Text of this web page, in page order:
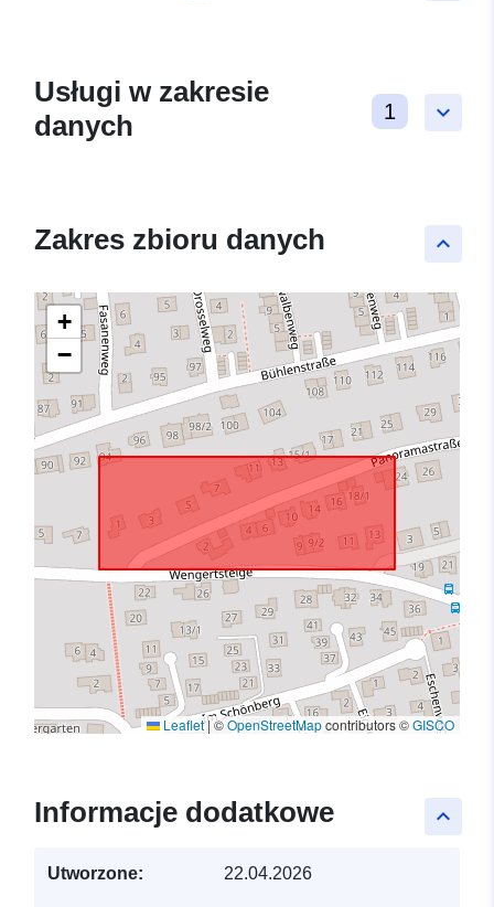
keyboard_arrow_down
Usługi w zakresie
danych
1
keyboard_arrow_up
Zakres zbioru danych
+
−
Leaflet|©OpenStreetMapcontributors ©GISCO
keyboard_arrow_up
Informacje dodatkowe
Utworzone: 22.04.2026